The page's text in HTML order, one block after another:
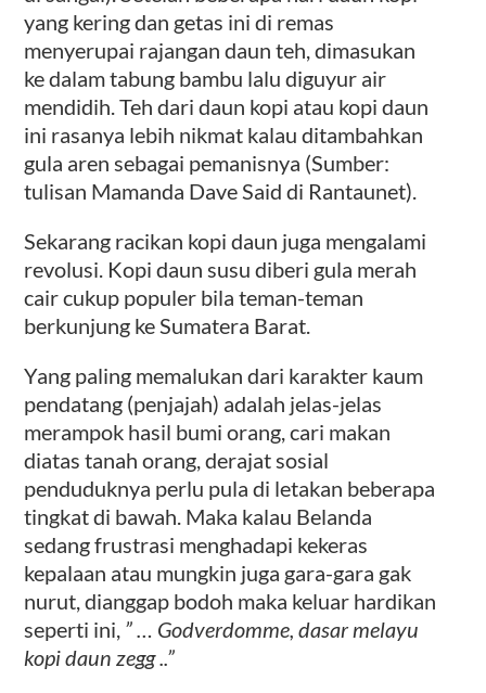
yang kering dan getas ini di remas
menyerupai rajangan daun teh, dimasukan
ke dalam tabung bambu lalu diguyur air
mendidih. Teh dari daun kopi atau kopi daun
ini rasanya lebih nikmat kalau ditambahkan
gula aren sebagai pemanisnya (Sumber:
tulisan Mamanda Dave Said di Rantaunet).
Sekarang racikan kopi daun juga mengalami
revolusi. Kopi daun susu diberi gula merah
cair cukup populer bila teman-teman
berkunjung ke Sumatera Barat.
Yang paling memalukan dari karakter kaum
pendatang (penjajah) adalah jelas-jelas
merampok hasil bumi orang, cari makan
diatas tanah orang, derajat sosial
penduduknya perlu pula di letakan beberapa
tingkat di bawah. Maka kalau Belanda
sedang frustrasi menghadapi kekeras
kepalaan atau mungkin juga gara-gara gak
nurut, dianggap bodoh maka keluar hardikan
seperti ini, ” … Godverdomme, dasar melayu
kopi daun zegg ..”